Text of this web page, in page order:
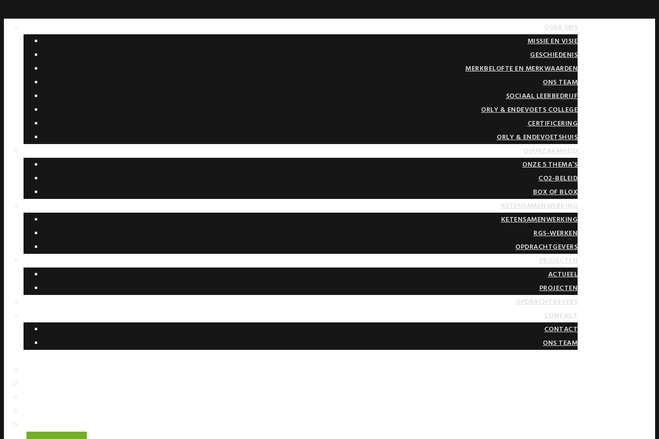
OVER ONS
MISSIE EN VISIE
GESCHIEDENIS
MERKBELOFTE EN MERKWAARDEN
ONS TEAM
SOCIAAL LEERBEDRIJF
ORLY & ENDEVOETS COLLEGE
CERTIFICERING
ORLY & ENDEVOETSHUIS
DUURZAAMHEID
ONZE 5 THEMA’S
CO2-BELEID
BOX OF BLOX
KETENSAMENWERKING
KETENSAMENWERKING
RGS-WERKEN
OPDRACHTGEVERS
PROJECTEN
ACTUEEL
PROJECTEN
OPDRACHTGEVERS
CONTACT
CONTACT
ONS TEAM